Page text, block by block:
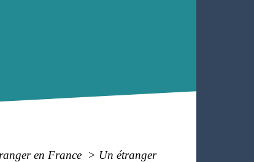
en France > Un étranger